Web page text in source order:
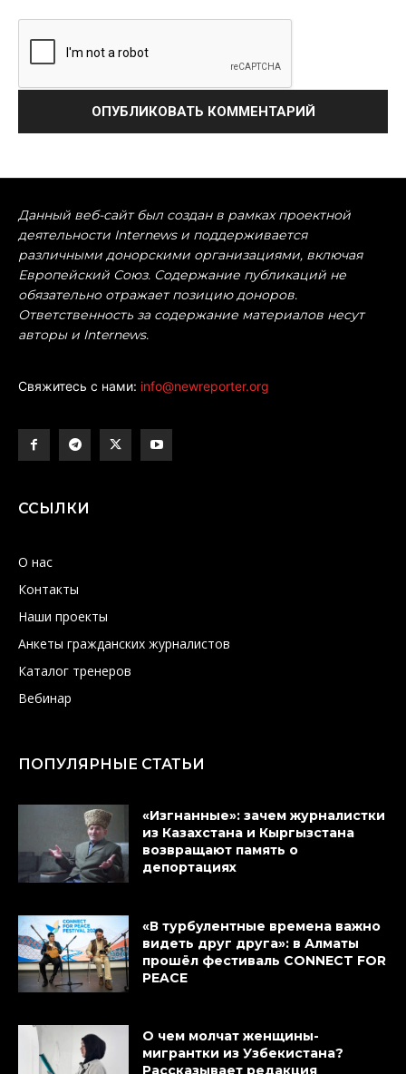
Данный веб-сайт был создан в рамках проектной
деятельности Internews и поддерживается
различными донорскими организациями, включая
Европейский Союз. Содержание публикаций не
обязательно отражает позицию доноров.
Ответственность за содержание материалов несут
авторы и Internews.
Свяжитесь с нами: info@newreporter.org
ССЫЛКИ
О нас
Контакты
Наши проекты
Анкеты гражданских журналистов
Каталог тренеров
Вебинар
ПОПУЛЯРНЫЕ СТАТЬИ
«Изгнанные»: зачем журналистки
из Казахстана и Кыргызстана
возвращают память о
депортациях
«В турбулентные времена важно
видеть друг друга»: в Алматы
прошёл фестиваль CONNECT FOR
PEACE
О чем молчат женщины-
мигрантки из Узбекистана?